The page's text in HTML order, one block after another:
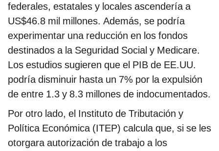
federales, estatales y locales ascendería a
US$46.8 mil millones. Además, se podría
experimentar una reducción en los fondos
destinados a la Seguridad Social y Medicare.
Los estudios sugieren que el PIB de EE.UU.
podría disminuir hasta un 7% por la expulsión
de entre 1.3 y 8.3 millones de indocumentados.
Por otro lado, el Instituto de Tributación y
Política Económica (ITEP) calcula que, si se les
otorgara autorización de trabajo a los